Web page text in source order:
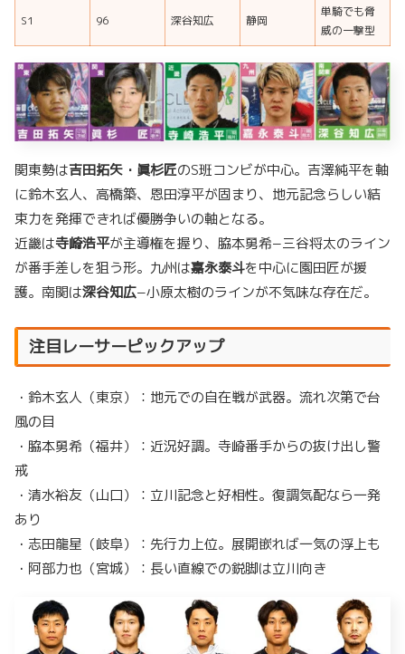
S1 96 深谷知広 静岡
単騎でも脅
威の一撃型
関東勢は吉田拓矢・眞杉匠のS班コンビが中心。吉澤純平を軸
に鈴木玄人、高橋築、恩田淳平が固まり、地元記念らしい結
束力を発揮できれば優勝争いの軸となる。
近畿は寺崎浩平が主導権を握り、脇本勇希−三谷将太のライン
が番手差しを狙う形。九州は嘉永泰斗を中心に園田匠が援
護。南関は深谷知広−小原太樹のラインが不気味な存在だ。
注目レーサーピックアップ
・鈴木玄人（東京）：地元での自在戦が武器。流れ次第で台
風の目
・脇本勇希（福井）：近況好調。寺崎番手からの抜け出し警
戒
・清水裕友（山口）：立川記念と好相性。復調気配なら一発
あり
・志田龍星（岐阜）：先行力上位。展開嵌れば一気の浮上も
・阿部力也（宮城）：長い直線での鋭脚は立川向き